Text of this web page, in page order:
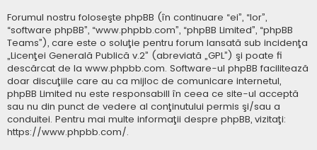
Forumul nostru foloseşte phpBB (în continuare “ei”, “lor”,
“software phpBB”, “www.phpbb.com”, “phpBB Limited”, “phpBB
Teams”), care este o soluţie pentru forum lansată sub incidenţa
„Licenţei Generală Publică v.2” (abreviată „GPL”) şi poate fi
descărcat de la www.phpbb.com. Software-ul phpBB facilitează
doar discuţiile care au ca mijloc de comunicare internetul,
phpBB Limited nu este responsabill în ceea ce site-ul acceptă
sau nu din punct de vedere al conţinutului permis şi/sau a
conduitei. Pentru mai multe informaţii despre phpBB, vizitaţi:
https://www.phpbb.com/.